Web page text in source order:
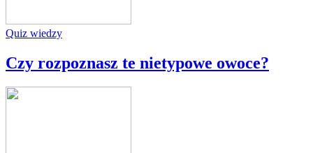
Quiz wiedzy
Czy rozpoznasz te nietypowe owoce?